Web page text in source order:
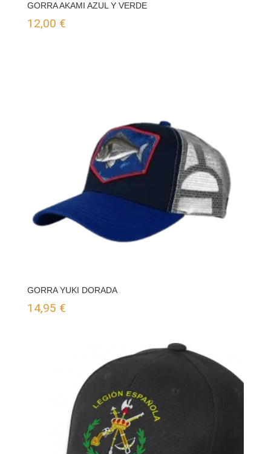
GORRA AKAMI AZUL Y VERDE
12,00 €
GORRA YUKI DORADA
14,95 €